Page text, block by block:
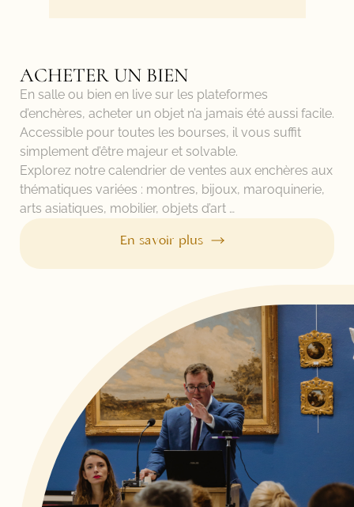
ACHETER UN BIEN
En salle ou bien en live sur les plateformes
d’enchères, acheter un objet n’a jamais été aussi facile.
Accessible pour toutes les bourses, il vous suffit
simplement d’être majeur et solvable.
Explorez notre calendrier de ventes aux enchères aux
thématiques variées : montres, bijoux, maroquinerie,
arts asiatiques, mobilier, objets d’art …
En savoir plus